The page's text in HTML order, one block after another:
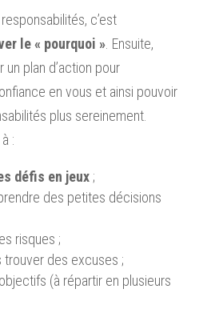
c’est
le « pourquoi ». Ensuite,
plan d’action pour
en vous et ainsi pouvoir
plus sereinement.
:
défis en jeux ;
des petites décisions
risques ;
trouver des excuses ;
(à répartir en plusieurs